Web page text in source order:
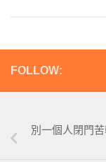
FOLLOW:
別一個人閉門